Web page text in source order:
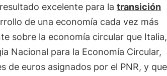
excelente para la transición
de una economía cada vez más
sobre la economía circular que
Nacional para la Economía Circular,
de euros asignados por el PNR, y que